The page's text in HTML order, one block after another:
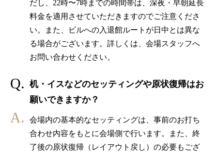
だし、22時〜7時までの時間帯は、深夜・早朝延長
料金を適用させていただきますのでご注意くださ
い。
また、ビルへの入退館ルートが日中とは異な
る場合がございます。詳しくは、会場スタッフへ
お問い合わせください。
机・イスなどのセッティングや原状復帰はお
願いできますか？
会場内の基本的なセッティングは、事前のお打ち
合わせ内容をもとに会場側で行います。
また、終
了後の原状復帰（レイアウト戻し）の必要もござ